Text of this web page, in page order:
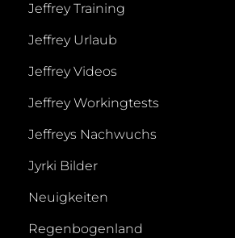
Jeffrey Training
Jeffrey Urlaub
Jeffrey Videos
Jeffrey Workingtests
Jeffreys Nachwuchs
Jyrki Bilder
Neuigkeiten
Regenbogenland